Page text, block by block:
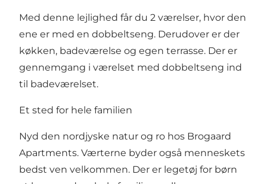
Med denne lejlighed får du 2 værelser, hvor den
ene er med en dobbeltseng. Derudover er der
køkken, badeværelse og egen terrasse. Der er
gennemgang i værelset med dobbeltseng ind
til badeværelset.
Et sted for hele familien
Nyd den nordjyske natur og ro hos Brogaard
Apartments. Værterne byder også menneskets
bedst ven velkommen. Der er legetøj for børn